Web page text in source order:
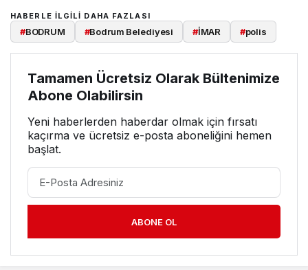
HABERLE ILGILI DAHA FAZLASI
#BODRUM #Bodrum Belediyesi #İMAR #polis
Tamamen Ücretsiz Olarak Bültenimize
Abone Olabilirsin
Yeni haberlerden haberdar olmak için fırsatı
kaçırma ve ücretsiz e-posta aboneliğini hemen
başlat.
ABONE OL